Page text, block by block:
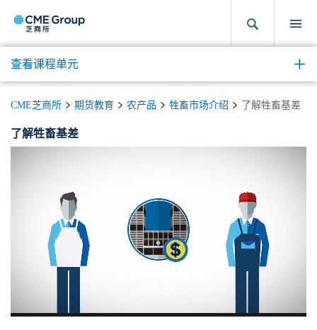
查看课程单元
CME芝商所 期货教育 农产品 牲畜市场介绍 了解牲畜基差
了解牲畜基差